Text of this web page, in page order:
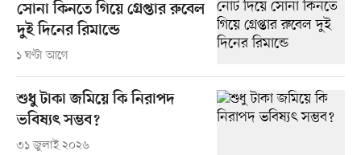
সোনা কিনতে গিয়ে গ্রেপ্তার রুবেল
দুই দিনের রিমান্ডে
১ ঘণ্টা আগে
শুধু টাকা জমিয়ে কি নিরাপদ
ভবিষ্যৎ সম্ভব?
৩১ জুলাই ২০২৬